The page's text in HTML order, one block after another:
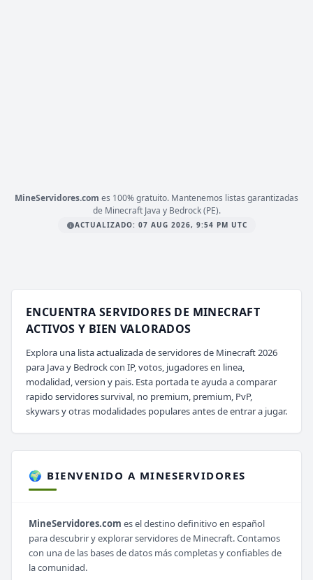
MineServidores.com es 100% gratuito. Mantenemos listas garantizadas
de Minecraft Java y Bedrock (PE).
ACTUALIZADO: 07 AUG 2026, 9:54 PM UTC
ENCUENTRA SERVIDORES DE MINECRAFT
ACTIVOS Y BIEN VALORADOS
Explora una lista actualizada de servidores de Minecraft 2026
para Java y Bedrock con IP, votos, jugadores en linea,
modalidad, version y pais. Esta portada te ayuda a comparar
rapido servidores survival, no premium, premium, PvP,
skywars y otras modalidades populares antes de entrar a jugar.
🌍 BIENVENIDO A MINESERVIDORES
MineServidores.com es el destino definitivo en español
para descubrir y explorar servidores de Minecraft. Contamos
con una de las bases de datos más completas y confiables de
la comunidad.